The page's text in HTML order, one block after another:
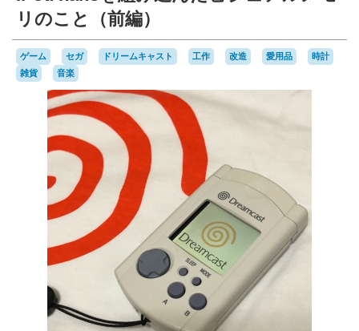
リのこと（前編）
ゲーム セガ ドリームキャスト 工作 改造 愛用品
時計
雑貨
音楽